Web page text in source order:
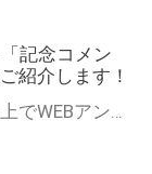
記念コメン
紹介します！
とらのあなWEBオンリー上でWEBアンソロジーが作成できる「記念コメント」について、その使い方や作成手順を解説します！ 支援タイプを「サークル参加型」「サークル参加型・マルシェ(イベント会場)機能付き」でお申し込みいただいている主催者様はぜひご活用ください♪ とらのあなWEBオンリーサイトはこちら